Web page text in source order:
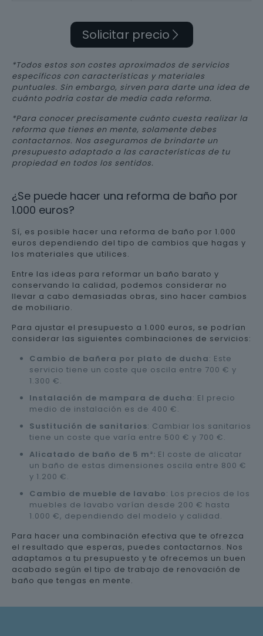
Solicitar precio
*Todos estos son costes aproximados de servicios
específicos con características y materiales
puntuales. Sin embargo, sirven para darte una idea de
cuánto podría costar de media cada reforma.
*Para conocer precisamente cuánto cuesta realizar la
reforma que tienes en mente, solamente debes
contactarnos. Nos aseguramos de brindarte un
presupuesto adaptado a las características de tu
propiedad en todos los sentidos.
¿Se puede hacer una reforma de baño por
1.000 euros?
Sí, es posible hacer una reforma de baño por 1.000
euros dependiendo del tipo de cambios que hagas y
los materiales que utilices.
Entre las ideas para reformar un baño barato y
conservando la calidad, podemos considerar no
llevar a cabo demasiadas obras, sino hacer cambios
de mobiliario.
Para ajustar el presupuesto a 1.000 euros, se podrían
considerar las siguientes combinaciones de servicios:
Cambio de bañera por plato de ducha: Este
servicio tiene un coste que oscila entre 700 € y
1.300 €.
Instalación de mampara de ducha: El precio
medio de instalación es de 400 €.
Sustitución de sanitarios: Cambiar los sanitarios
tiene un coste que varía entre 500 € y 700 €.
Alicatado de baño de 5 m²: El coste de alicatar
un baño de estas dimensiones oscila entre 800 €
y 1.200 €.
Cambio de mueble de lavabo: Los precios de los
muebles de lavabo varían desde 200 € hasta
1.000 €, dependiendo del modelo y calidad.
Para hacer una combinación efectiva que te ofrezca
el resultado que esperas, puedes contactarnos. Nos
adaptamos a tu presupuesto y te ofrecemos un buen
acabado según el tipo de trabajo de renovación de
baño que tengas en mente.